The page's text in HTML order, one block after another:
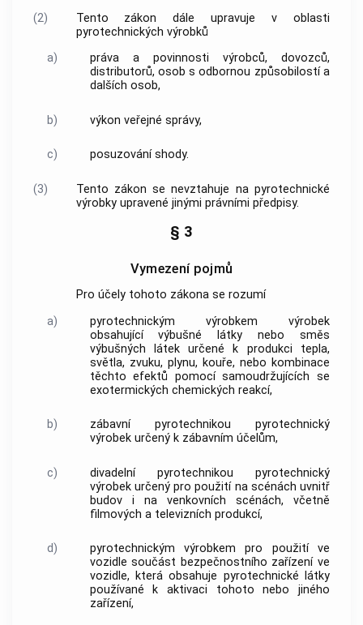
(2)
Tento zákon dále upravuje v oblasti
pyrotechnických výrobků
a)
práva a povinnosti výrobců,dovozců,
distributorů, osob s odbornou způsobilostía
dalších osob,
b) výkon veřejné správy,
c) posuzování shody.
(3) Tento zákon se nevztahuje na pyrotechnické
výrobkyupravené jinými právními předpisy.
§ 3
Vymezení pojmů
Pro účely tohoto zákona se rozumí
a)
pyrotechnickým výrobkem výrobek
obsahující výbušné látky nebo směs
výbušných látek určené k produkci tepla,
světla, zvuku, plynu, kouře, nebo kombinace
těchto efektů pomocí samoudržujících se
exotermických chemických reakcí,
b) zábavní pyrotechnikou
pyrotechnický
výrobekurčený k zábavním účelům,
c) divadelní pyrotechnikou
pyrotechnický
výrobekurčený pro použití na scénách uvnitř
budov i na venkovních scénách, včetně
filmových a televizních produkcí,
d) pyrotechnickým výrobkem pro použití ve
vozidle součást bezpečnostního zařízení ve
vozidle, která obsahuje pyrotechnické látky
používané k aktivaci tohoto nebo jiného
zařízení,